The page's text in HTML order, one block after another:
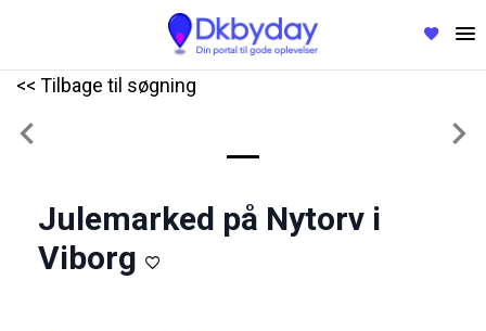
<< Tilbage til søgning
Previous
Julemarked på Nytorv i
Viborg